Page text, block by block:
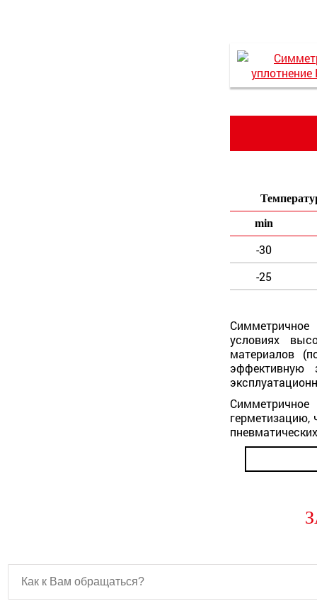
min
-30
-25
условиях
материалов
эффективную
герметизацию,